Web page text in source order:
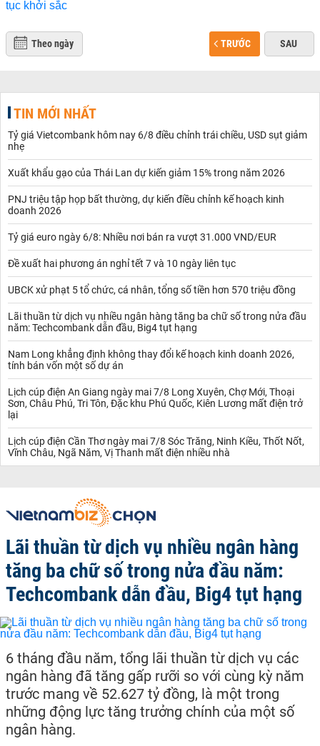
Theo ngày TRƯỚC SAU
TIN MỚI NHẤT
Tỷ giá Vietcombank hôm nay 6/8 điều chỉnh trái chiều, USD sụt giảm
nhẹ
Xuất khẩu gạo của Thái Lan dự kiến giảm 15% trong năm 2026
PNJ triệu tập họp bất thường, dự kiến điều chỉnh kế hoạch kinh
doanh 2026
Tỷ giá euro ngày 6/8: Nhiều nơi bán ra vượt 31.000 VND/EUR
Đề xuất hai phương án nghỉ tết 7 và 10 ngày liên tục
UBCK xử phạt 5 tổ chức, cá nhân, tổng số tiền hơn 570 triệu đồng
Lãi thuần từ dịch vụ nhiều ngân hàng tăng ba chữ số trong nửa đầu
năm: Techcombank dẫn đầu, Big4 tụt hạng
Nam Long khẳng định không thay đổi kế hoạch kinh doanh 2026,
tính bán vốn một số dự án
Lịch cúp điện An Giang ngày mai 7/8 Long Xuyên, Chợ Mới, Thoại
Sơn, Châu Phú, Tri Tôn, Đặc khu Phú Quốc, Kiên Lương mất điện trở
lại
Lịch cúp điện Cần Thơ ngày mai 7/8 Sóc Trăng, Ninh Kiều, Thốt Nốt,
Vĩnh Châu, Ngã Năm, Vị Thanh mất điện nhiều nhà
Lãi thuần từ dịch vụ nhiều ngân hàng
tăng ba chữ số trong nửa đầu năm:
Techcombank dẫn đầu, Big4 tụt hạng
6 tháng đầu năm, tổng lãi thuần từ dịch vụ các
ngân hàng đã tăng gấp rưỡi so với cùng kỳ năm
trước mang về 52.627 tỷ đồng, là một trong
những động lực tăng trưởng chính của một số
ngân hàng.